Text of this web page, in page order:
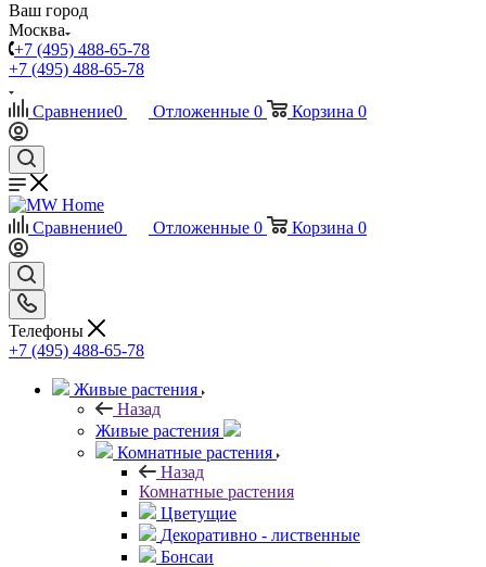
Ваш город
Москва
+7 (495) 488-65-78
+7 (495) 488-65-78
Сравнение0 Отложенные 0 Корзина 0
Сравнение0 Отложенные 0 Корзина 0
Телефоны
+7 (495) 488-65-78
Живые растения
Назад
Живые растения
Комнатные растения
Назад
Комнатные растения
Цветущие
Декоративно - лиственные
Бонсаи